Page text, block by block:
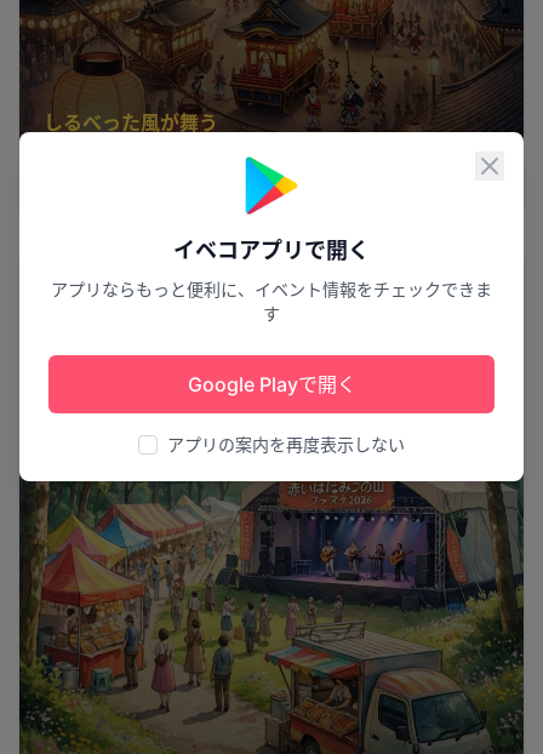
閉じ
イベコアプリで開く
アプリならもっと便利に、イベント情報をチェックできま
す
Google Playで開く
アプリの案内を再度表示しない
しるべった風が舞う
第70回なかしべつ夏祭り